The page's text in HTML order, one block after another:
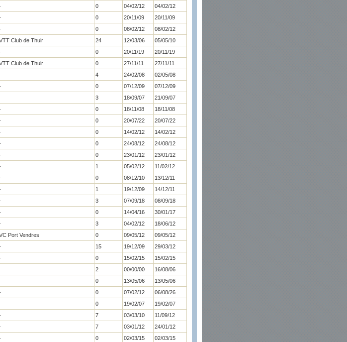
0 04/02/12
04/02/12
0 20/11/09
20/11/09
0 08/02/12
08/02/12
Club de Thuir 24 12/03/06
05/05/10
0 20/11/19
20/11/19
Club de Thuir 0 27/11/11
27/11/11
4 24/02/08
02/05/08
0 07/12/09
07/12/09
3 18/09/07
21/09/07
0 18/11/08
18/11/08
0 20/07/22
20/07/22
0 14/02/12
14/02/12
0 24/08/12
24/08/12
0 23/01/12
23/01/12
1 05/02/12
11/02/12
0 08/12/10
13/12/11
1 19/12/09
14/12/11
3 07/09/18
08/09/18
0 14/04/16
30/01/17
3 04/02/12
18/06/12
Port Vendres 0 09/05/12
09/05/12
15 19/12/09
29/03/12
0 15/02/15
15/02/15
2 00/00/00
16/08/06
0 13/05/06
13/05/06
0 07/02/12
06/08/26
0 19/02/07
19/02/07
7 03/03/10
11/09/12
7 03/01/12
24/01/12
0 02/03/15
02/03/15